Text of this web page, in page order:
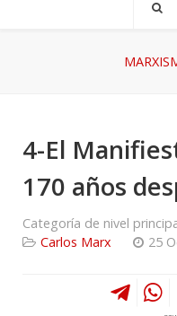
4-El
170 años
Categoría de nivel
Carlos Marx
25